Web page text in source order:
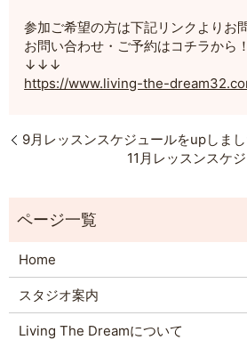
参加ご希望の方は下記リンクよりお
お問い合わせ・ご予約はコチラから！
↓↓↓
https://www.living-the-
9月レッスンスケジュールをupしま
11月レッスンスケ
Home
スタジオ案内
Living The Dreamについて